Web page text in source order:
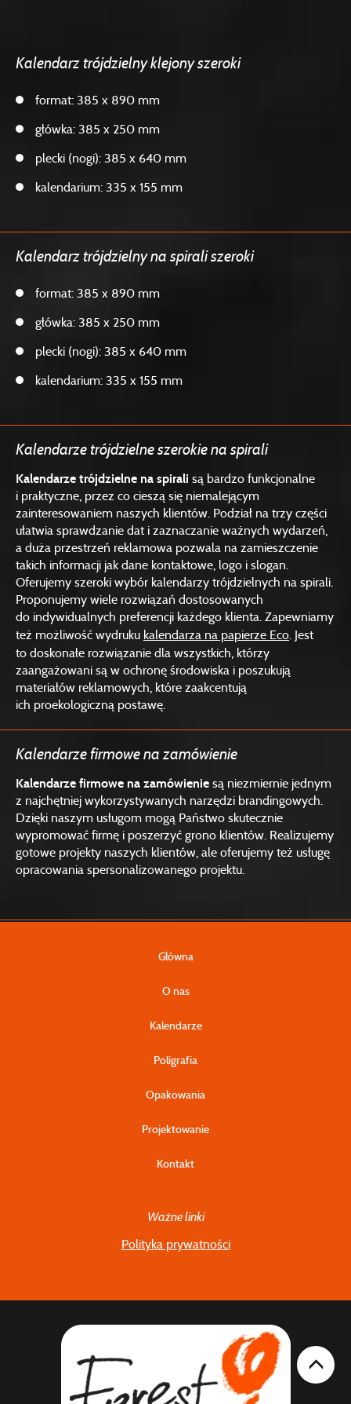
Kalendarz trójdzielny klejony szeroki
format: 385 x 890 mm
główka: 385 x 250 mm
plecki (nogi): 385 x 640 mm
kalendarium: 335 x 155 mm
Kalendarz trójdzielny na spirali szeroki
format: 385 x 890 mm
główka: 385 x 250 mm
plecki (nogi): 385 x 640 mm
kalendarium: 335 x 155 mm
Kalendarze trójdzielne szerokie na spirali
Kalendarze trójdzielne na spirali są bardzo funkcjonalne
i praktyczne, przez co cieszą się niemalejącym
zainteresowaniem naszych klientów. Podział na trzy części
ułatwia sprawdzanie dat i zaznaczanie ważnych wydarzeń,
a duża przestrzeń reklamowa pozwala na zamieszczenie
takich informacji jak dane kontaktowe, logo i slogan.
Oferujemy szeroki wybór kalendarzy trójdzielnych na spirali.
Proponujemy wiele rozwiązań dostosowanych
do indywidualnych preferencji każdego klienta. Zapewniamy
też możliwość wydruku kalendarza na papierze Eco . Jest
to doskonałe rozwiązanie dla wszystkich, którzy
zaangażowani są w ochronę środowiska i poszukują
materiałów reklamowych, które zaakcentują
ich proekologiczną postawę.
Kalendarze firmowe na zamówienie
Kalendarze firmowe na zamówienie są niezmiernie jednym
z najchętniej wykorzystywanych narzędzi brandingowych.
Dzięki naszym usługom mogą Państwo skutecznie
wypromować firmę i poszerzyć grono klientów. Realizujemy
gotowe projekty naszych klientów, ale oferujemy też usługę
opracowania spersonalizowanego projektu.
Główna
O nas
Kalendarze
Poligrafia
Opakowania
Projektowanie
Kontakt
Ważne linki
Polityka prywatności